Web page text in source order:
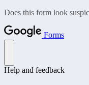
Does this form look
Forms
Help and feedback